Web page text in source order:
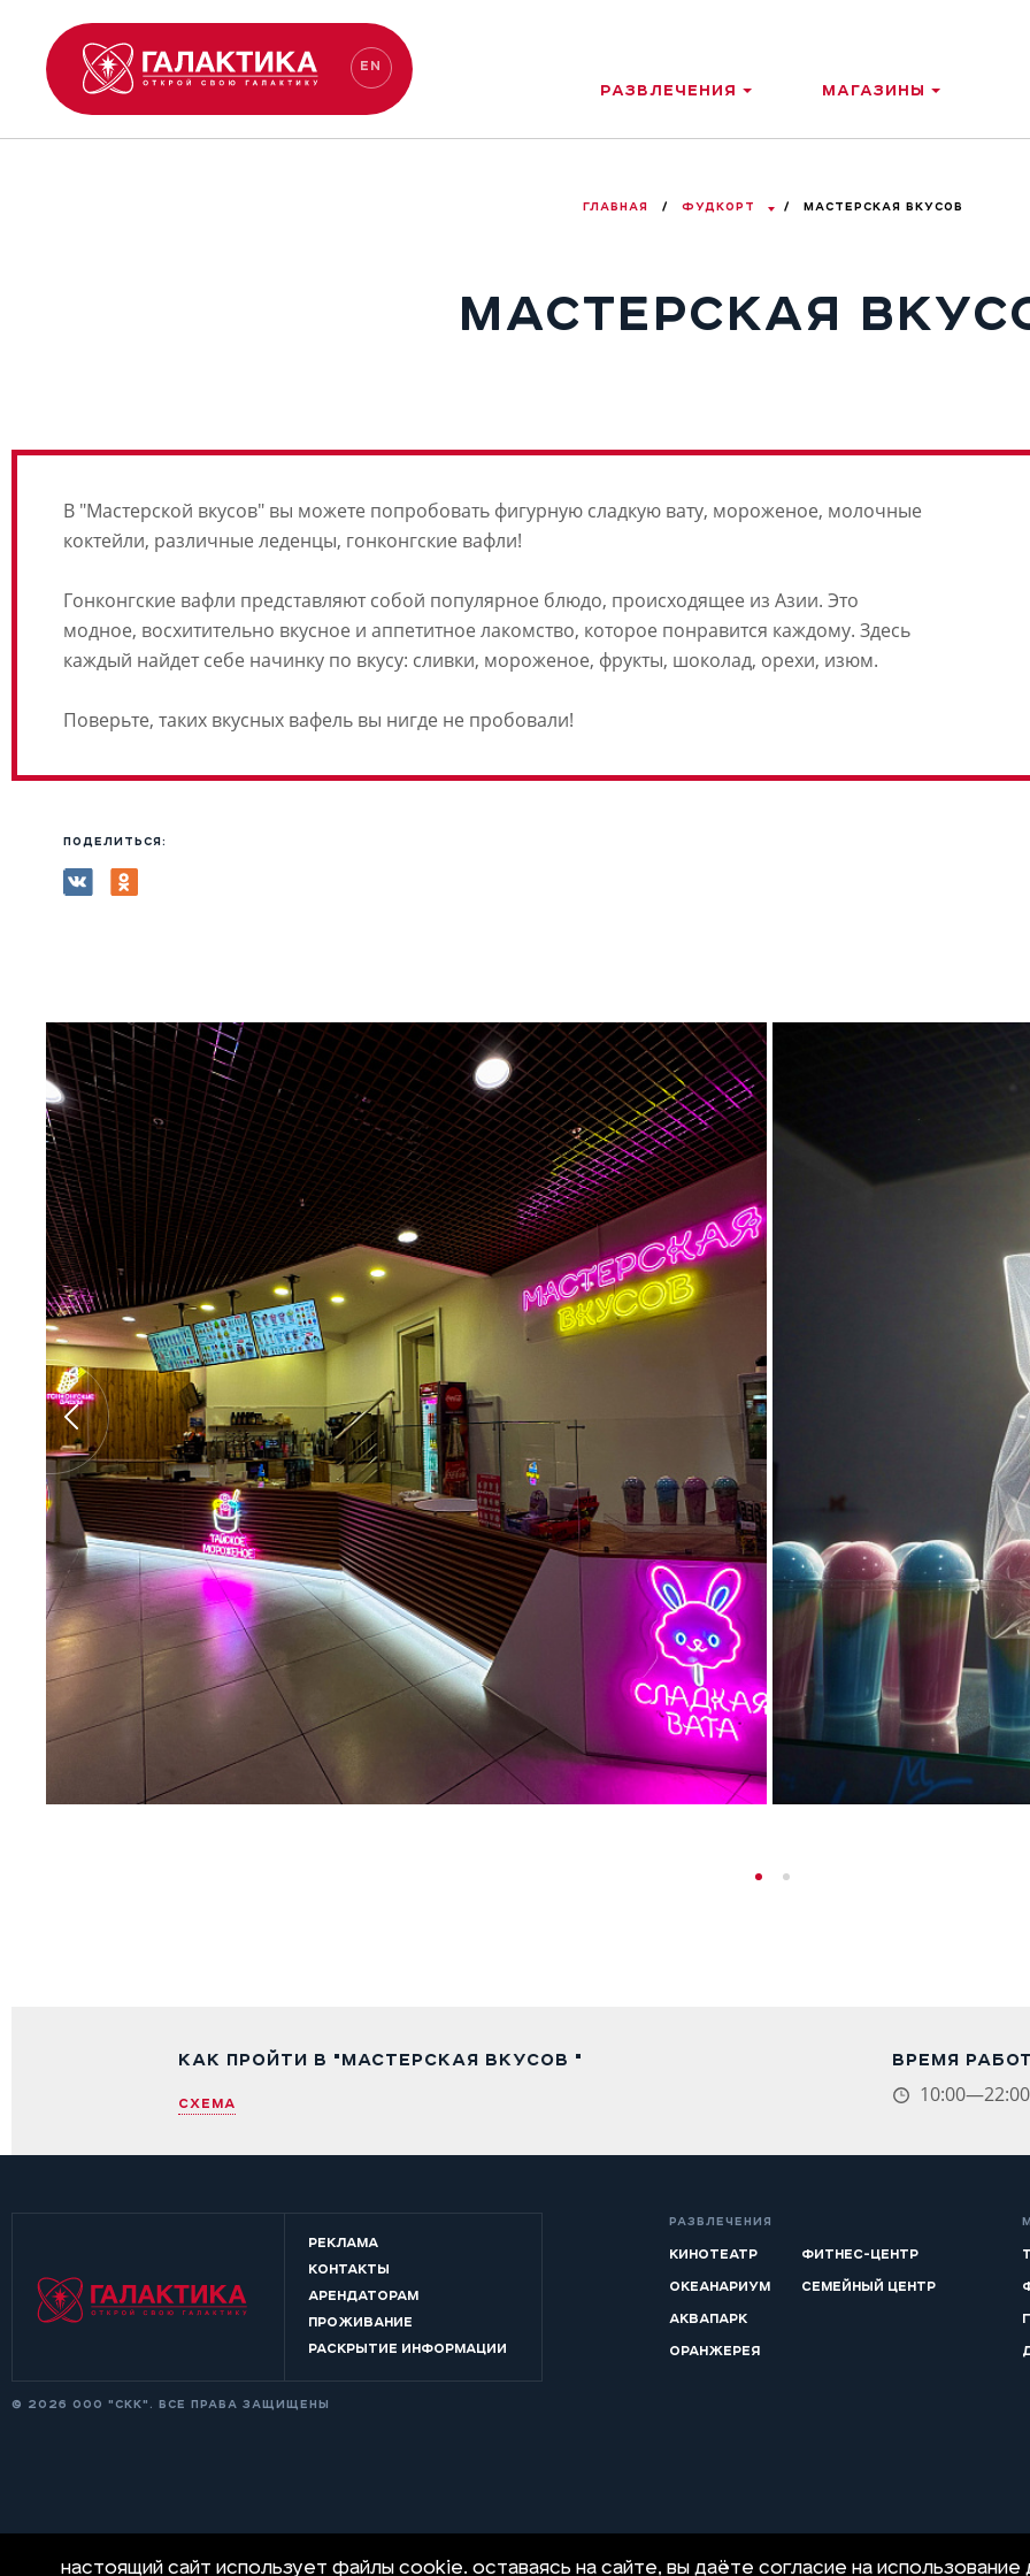
EN
РАЗВЛЕЧЕНИЯ МАГАЗИНЫ
ГЛАВНАЯ / ФУДКОРТ / МАСТЕРСКАЯ ВКУСОВ
МАСТЕРСКАЯ
В "Мастерской вкусов" вы можете попробовать фигурную сладкую вату, мороженое, молочные
коктейли, различные леденцы, гонконгские вафли!
Гонконгские вафли представляют собой популярное блюдо, происходящее из Азии. Это
модное, восхитительно вкусное и аппетитное лакомство, которое понравится каждому. Здесь
каждый найдет себе начинку по вкусу: сливки, мороженое, фрукты, шоколад, орехи, изюм.
Поверьте, таких вкусных вафель вы нигде не пробовали!
ПОДЕЛИТЬСЯ:
КАК ПРОЙТИ В "МАСТЕРСКАЯ ВКУСОВ "
СХЕМА
ВРЕМЯ
10:00—22:00
Настоящий сайт использует файлы cookie. Оставаясь на сайте, Вы даёте согласие на
РЕКЛАМА
КОНТАКТЫ
АРЕНДАТОРАМ
ПРОЖИВАНИЕ
РАСКРЫТИЕ ИНФОРМАЦИИ
© 2026 ООО "СКК". ВСЕ ПРАВА ЗАЩИЩЕНЫ
РАЗВЛЕЧЕНИЯ
КИНОТЕАТР
ОКЕАНАРИУМ
АКВАПАРК
ОРАНЖЕРЕЯ
ФИТНЕС-ЦЕНТР
СЕМЕЙНЫЙ ЦЕНТР